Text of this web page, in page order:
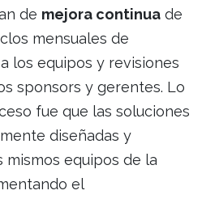
de mejora continuade
mensuales de
los equipos y revisiones
sponsors y gerentes. Lo
fue que las soluciones
diseñadas y
mismos equipos de la
el